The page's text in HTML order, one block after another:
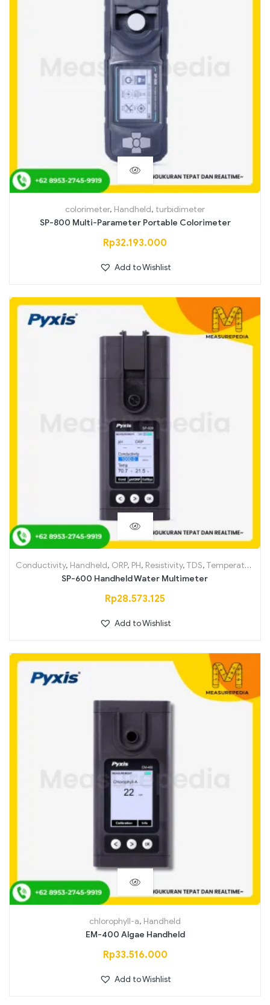
colorimeter, Handheld, turbidimeter
SP-800 Multi-Parameter Portable Colorimeter
Rp32.193.000
Add to Wishlist
Conductivity, Handheld, ORP, PH, Resistivity, TDS, Temperature
SP-600 Handheld Water Multimeter
Rp28.573.125
Add to Wishlist
chlorophyll-a, Handheld
EM-400 Algae Handheld
Rp33.516.000
Add to Wishlist